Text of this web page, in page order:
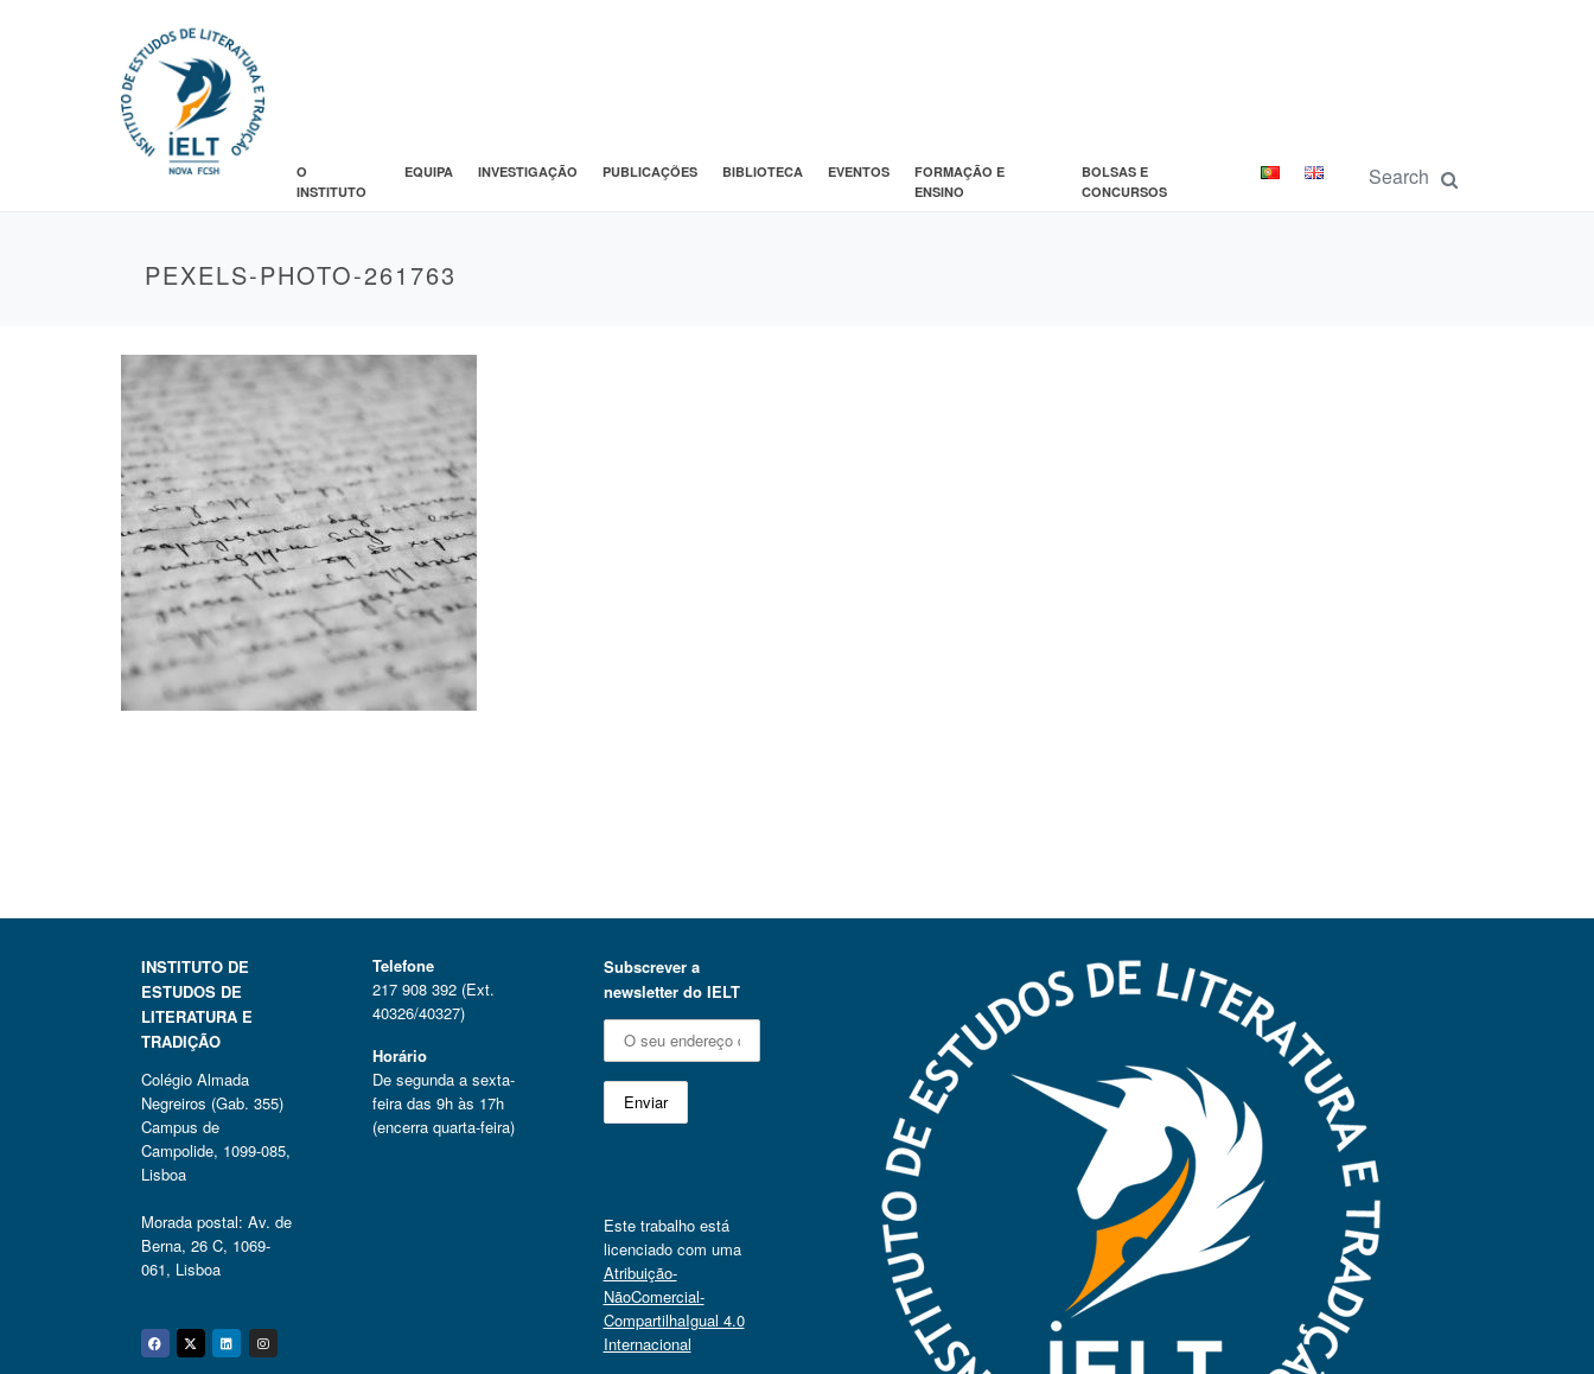
O
INSTITUTO
EQUIPA INVESTIGAÇÃO PUBLICAÇÕES BIBLIOTECA EVENTOS
FORMAÇÃO E
ENSINO
BOLSAS E
CONCURSOS
PEXELS-PHOTO-261763
INSTITUTO DE
ESTUDOS DE
LITERATURA E
TRADIÇÃO
Colégio Almada
Negreiros (Gab. 355)
Campus de
Campolide, 1099-085,
Lisboa
Morada postal: Av. de
Berna, 26 C, 1069-
061, Lisboa
Facebook
Twitter
Linkedin
Instagram
Telefone
217 908 392 (Ext.
40326/40327)
Horário
De segunda a sexta-
feira das 9h às 17h
(encerra quarta-feira)
Subscrever a
newsletter do IELT
Este trabalho está
licenciado com uma
Atribuição-
NãoComercial-
CompartilhaIgual 4.0
Internacional